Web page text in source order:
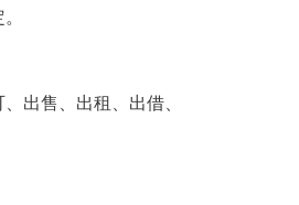
出售、出租、出借、